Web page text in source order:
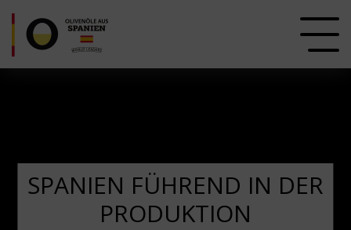
SPANIEN FÜHREND IN DER
PRODUKTION